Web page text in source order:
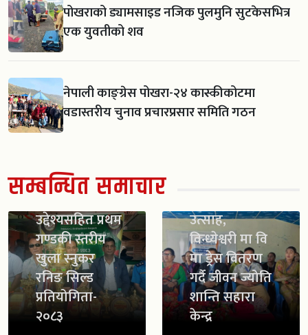
पोखराको ड्यामसाइड नजिक पुलमुनि सुटकेसभित्र
एक युवतीको शव
नेपाली काङ्ग्रेस पोखरा-२४ कास्कीकोटमा
वडास्तरीय चुनाव प्रचारप्रसार समिति गठन
सम्बन्धित समाचार
व्यावसायिक
बनाउने
उद्देश्यसहित प्रथम
गण्डकी स्तरीय
खुला स्नुकर
रनिङ सिल्ड
प्रतियोगिता-
२०८३
उत्साह,
विन्ध्येश्वरी मा वि
मा ड्रेस वितरण
गर्दै जीवन ज्योति
शान्ति सहारा
केन्द्र